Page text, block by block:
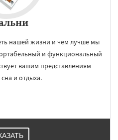
нашей жизни и чем лучше мы
и функциональный
вашим представлениям
и отдыха.